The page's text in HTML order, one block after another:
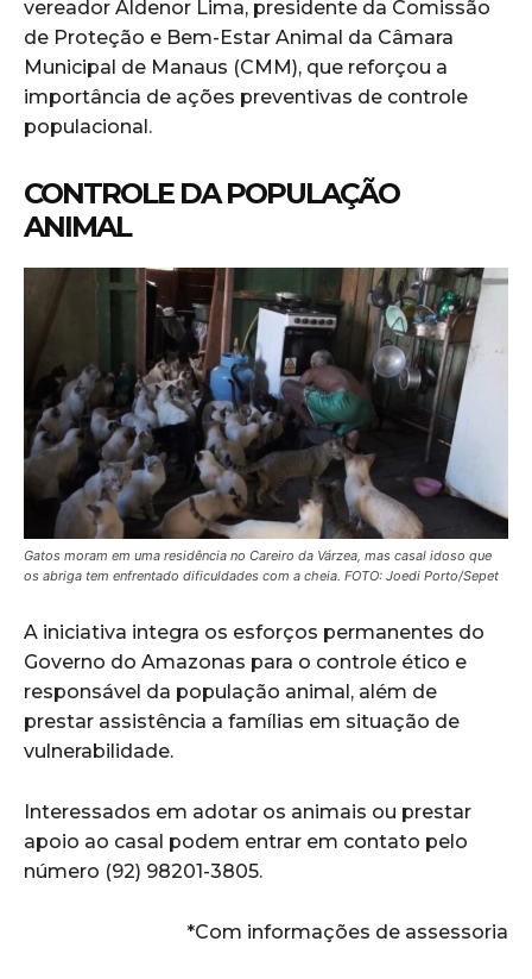
vereador Aldenor Lima, presidente da Comissão
de Proteção e Bem-Estar Animal da Câmara
Municipal de Manaus (CMM), que reforçou a
importância de ações preventivas de controle
populacional.
CONTROLE DA POPULAÇÃO
ANIMAL
Gatos moram em uma residência no Careiro da Várzea, mas casal idoso que
os abriga tem enfrentado dificuldades com a cheia. FOTO: Joedi Porto/Sepet
A iniciativa integra os esforços permanentes do
Governo do Amazonas para o controle ético e
responsável da população animal, além de
prestar assistência a famílias em situação de
vulnerabilidade.
Interessados em adotar os animais ou prestar
apoio ao casal podem entrar em contato pelo
número (92) 98201-3805.
*Com informações de assessoria